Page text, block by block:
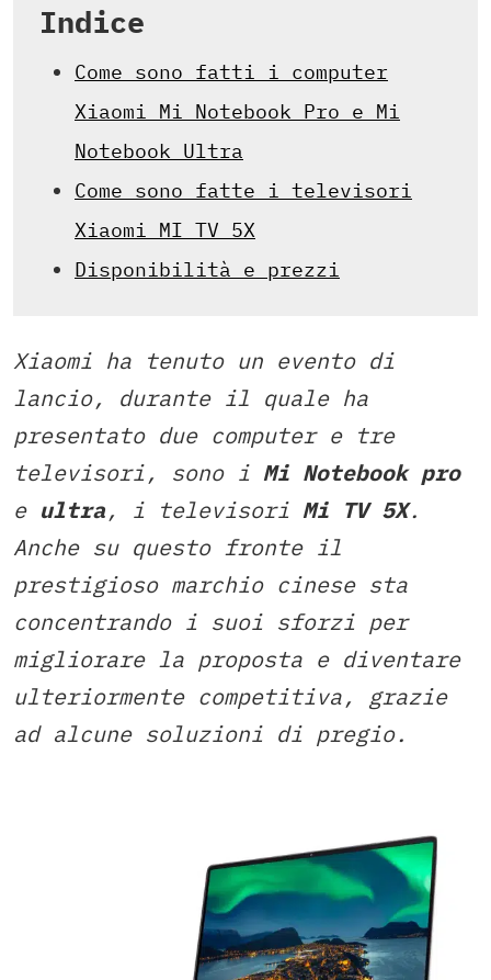
Indice
Come sono fatti i computer
Xiaomi Mi Notebook Pro e Mi
Notebook Ultra
Come sono fatte i televisori
Xiaomi MI TV 5X
Disponibilità e prezzi
Xiaomi ha tenuto un evento di
lancio, durante il quale ha
presentato due computer e tre
televisori, sono i Mi Notebook pro
e ultra, i televisori Mi TV 5X.
Anche su questo fronte il
prestigioso marchio cinese sta
concentrando i suoi sforzi per
migliorare la proposta e diventare
ulteriormente competitiva, grazie
ad alcune soluzioni di pregio.